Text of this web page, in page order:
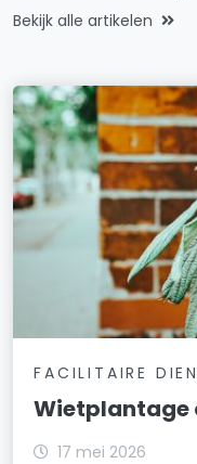
Bekijk alle artikelen
FACILITAIRE
Wietplantage
17 mei 2026